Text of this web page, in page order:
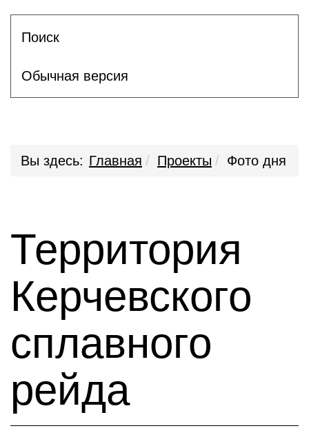
Поиск
Обычная версия
Вы здесь: Главная Проекты Фото дня
Территория
Керчевского
сплавного
рейда